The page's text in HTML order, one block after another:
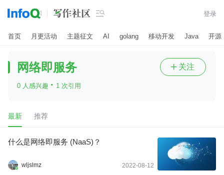
 登录
首页 月更活动 主题征文 AI golang 移动开发 Java 开源
网络即服务
0 人感兴趣 · 1 次引用
 关注
最新 推荐
什么是网络即服务 (NaaS)？
wljslmz 2022-08-12